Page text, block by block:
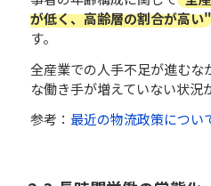
が低く、高齢層の割合が高い"
す。
全産業での人手不足が進むな
な働き手が増えていない状況
参考： 最近の物流政策につい